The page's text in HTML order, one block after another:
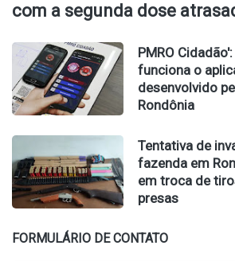
com a segunda dose
PMRO
funciona o
desenvolvido
Rondônia
Tentativa de
fazenda em
em troca de
presas
FORMULÁRIO DE CONTATO